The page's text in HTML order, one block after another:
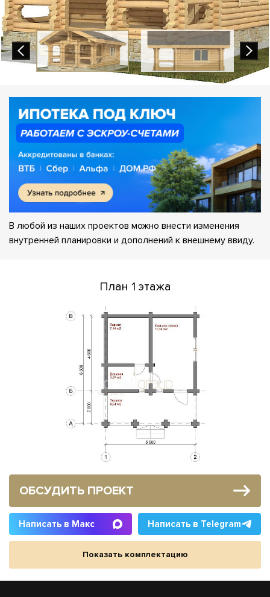
В любой из наших проектов можно внести изменения
внутренней планировки и дополнений к внешнему ввиду.
План 1 этажа
ОБСУДИТЬ ПРОЕКТ
Написать в Макс Написать в Telegram
Показать комплектацию